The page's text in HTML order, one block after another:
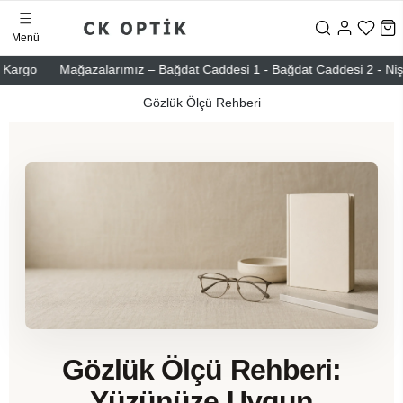
– Bağdat Caddesi 1 - Bağdat Caddesi 2 - Nişantaşı –
Menü
Gözlük Ölçü Rehberi
Gözlük Ölçü Rehberi: